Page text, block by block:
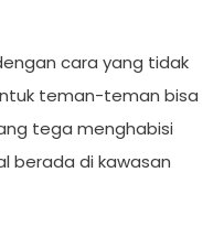
cara yang tidak
teman-teman bisa
tega menghabisi
berada di kawasan